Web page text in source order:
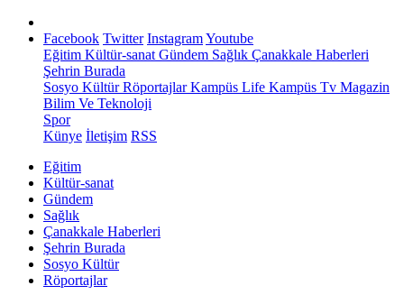
Facebook Twitter InstagramYoutube
Eğitim Kültür-sanat Gündem Sağlık Çanakkale Haberleri
Şehrin Burada
Sosyo KültürRöportajlarKampüs Life Kampüs Tv Magazin
Bilim Ve Teknoloji
Spor
Künye İletişim RSS
Eğitim
Kültür-sanat
Gündem
Sağlık
Çanakkale Haberleri
Şehrin Burada
Sosyo Kültür
Röportajlar